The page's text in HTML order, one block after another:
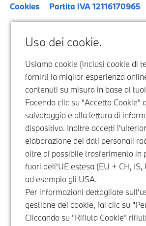
Uso dei cookie.
Usiamo cookie (inclusi cookie di
fornirti la miglior esperienza
contenuti su misura in base ai
Facendo clic su "Accetta Cookie"
salvataggio e alla lettura di
dispositivo. Inoltre accetti
elaborazione dei dati personali
oltre al possibile trasferimento in
fuori dell'UE estesa (EU + CH, IS,
ad esempio gli USA.
Per informazioni dettagliate
gestione dei cookie, fai clic su
Cliccando su "Rifiuta Cookie"
Cookies Partita IVA 12116170965